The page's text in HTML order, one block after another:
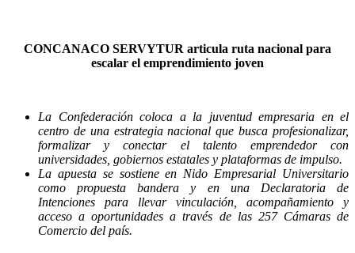
CONCANACO SERVYTUR articula ruta nacional para
escalar el emprendimiento joven
La Confederación coloca a la juventud empresaria en el
centro de una estrategia nacional que busca profesionalizar,
formalizar y conectar el talento emprendedor con
universidades, gobiernos estatales y plataformas de impulso.
La apuesta se sostiene en Nido Empresarial Universitario
como propuesta bandera y en una Declaratoria de
Intenciones para llevar vinculación, acompañamiento y
acceso a oportunidades a través de las 257 Cámaras de
Comercio del país.